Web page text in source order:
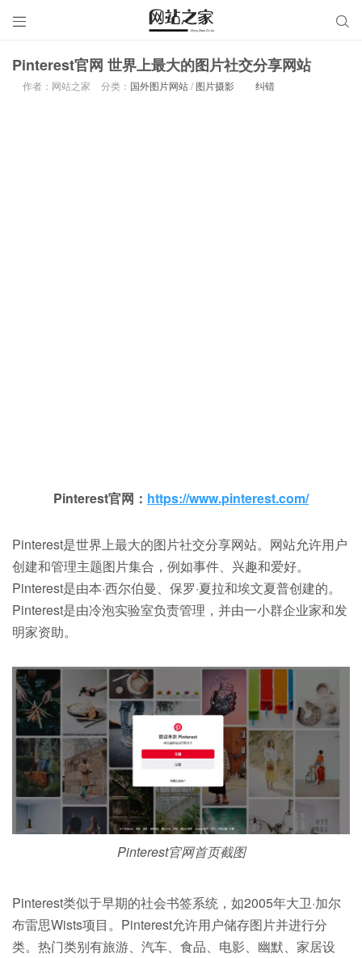
 
Pinterest官网 世界上最大的图片社交分享网站
作者：网站之家 分类： 国外图片网站/ 图片摄影 纠错
Pinterest官网： https://www.pinterest.com/
Pinterest是世界上最大的图片社交分享网站。网站允许用户
创建和管理主题图片集合，例如事件、兴趣和爱好。
Pinterest是由本·西尔伯曼、保罗·夏拉和埃文夏普创建的。
Pinterest是由冷泡实验室负责管理，并由一小群企业家和发
明家资助。
Pinterest官网首页截图
Pinterest类似于早期的社会书签系统，如2005年大卫·加尔
布雷思Wists项目。Pinterest允许用户储存图片并进行分
类。热门类别有旅游、汽车、食品、电影、幽默、家居设